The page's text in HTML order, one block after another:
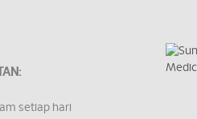
setiap hari